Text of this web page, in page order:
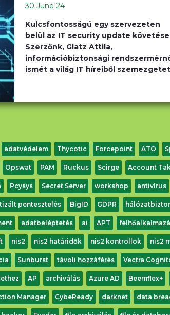
30 June 24
Kulcsfontosságú egy szervezeten
belül az IT security update
Szerzőnk, Glatz Attila,
információbiztonsági
ismét a világ IT híreiből
adatvédelem Thycotic Forcepoint ATO
Opswat PAM Ruckus Scirge Account
Pcysys Secret Server workshop antivírus
pentesztelés BigID GDPR
adatbeléptetés ai APT
nis2 nis2 határidők nis2 kontrollok nis2
Sunburst távoli hozzáférés Vectra
AP archiválás Azure AD Beemflex+
Manager CybeReady darknet data